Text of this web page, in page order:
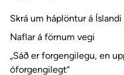
Skrá um háplöntur á
Naflar á förnum vegi
„Sáð er forgengilegu, en
óforgengilegt“